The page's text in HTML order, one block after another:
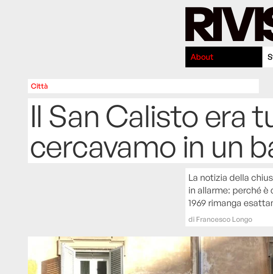
About
Città
Il San Calisto era
cercavamo in un
La notizia della
in allarme: perché
1969 rimanga
di Francesco Longo